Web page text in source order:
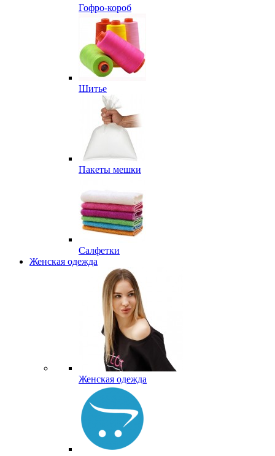
Гофро-короб
Шитье
Пакеты мешки
Салфетки
Женская одежда
Женская одежда